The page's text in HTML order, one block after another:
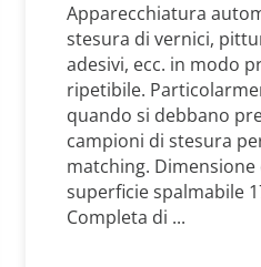
Apparecchiatura
stesura di vernici,
adesivi, ecc. in modo
ripetibile.
quando si debbano
campioni di stesura
matching. Dimensione
superficie spalmabile
Completa di ...